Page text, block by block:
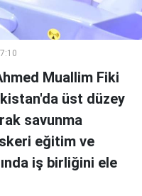
Muallim Fiki
üst düzey
savunma
eğitim ve
iş birliğini ele